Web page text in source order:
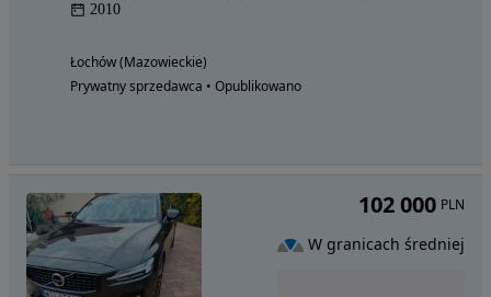
2010
Łochów (Mazowieckie)
Prywatny sprzedawca • Opublikowano
102 000 PLN
W granicach średniej